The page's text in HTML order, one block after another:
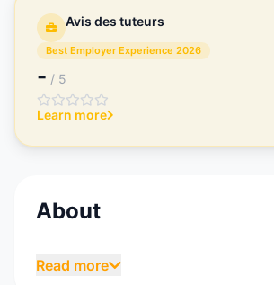
Avis des tuteurs
Best Employer Experience 2026
- / 5
Learn more
About
responsable, forme depuis plus de
Read more